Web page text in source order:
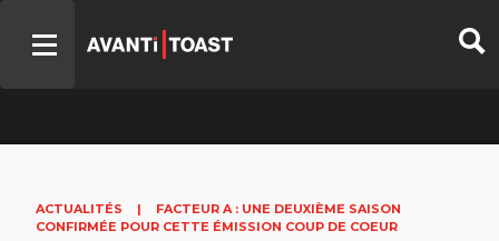
ACTUALITÉS |
FACTEUR A : UNE DEUXIÈME SAISON
CONFIRMÉE POUR CETTE ÉMISSION COUP DE COEUR